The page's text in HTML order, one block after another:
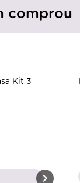
comprou
Kit 3